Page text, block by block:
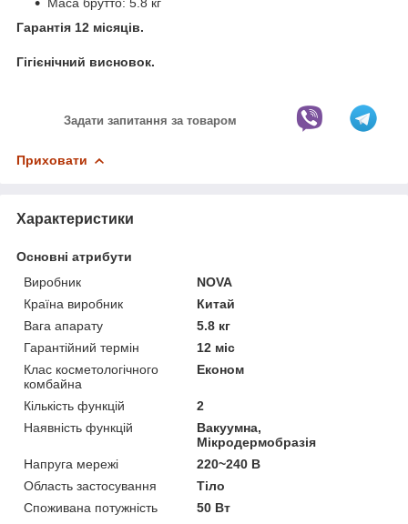
Гарантія 12 місяців.
Гігієнічний висновок.
Задати запитання за товаром
Приховати
Характеристики
Основні атрибути
Виробник
NOVA
Країна виробник
Китай
Вага апарату
5.8 кг
Гарантійний термін
12 міс
Клас косметологічного
комбайна
Економ
Кількість функцій
2
Наявність функцій
Вакуумна,
Мікродермобразія
Напруга мережі
220~240 В
Область застосування
Тіло
Споживана потужність
50 Вт